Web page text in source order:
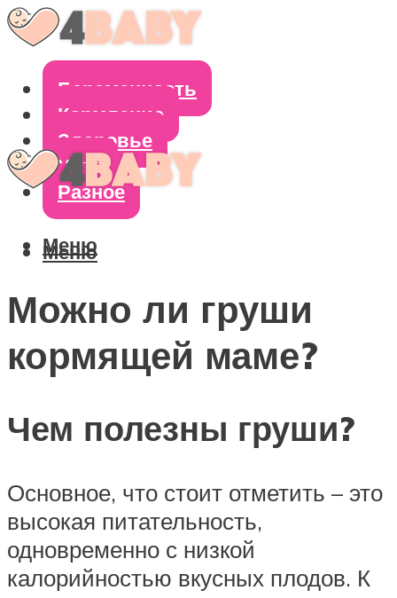
Беременность
Кормление
Здоровье
Уход
Разное
Меню
Меню
Можно ли груши
кормящей маме?
Чем полезны груши?
Основное, что стоит отметить – это
высокая питательность,
одновременно с низкой
калорийностью вкусных плодов. К